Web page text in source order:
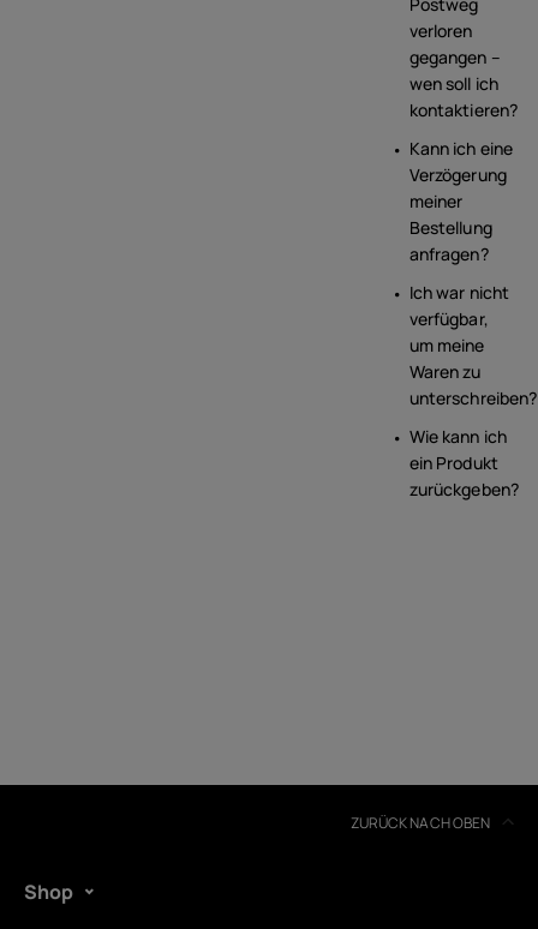
verloren
gegangen –
wen soll ich
kontaktieren?
Kann ich eine
Verzögerung
meiner
Bestellung
anfragen?
Ich war nicht
verfügbar,
um meine
Waren zu
unterschreiben?
Wie kann ich
ein Produkt
zurückgeben?
ZURÜCK NACH OBEN
Shop